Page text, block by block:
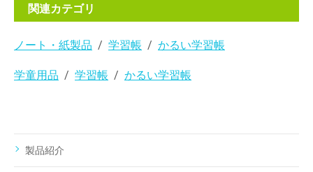
関連カテゴリ
ノート・紙製品 学習帳 かるい学習帳
学童用品 学習帳 かるい学習帳
製品紹介